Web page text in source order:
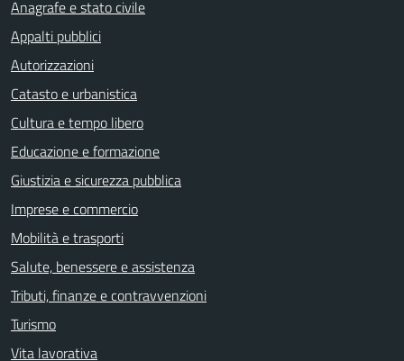
Anagrafe e stato civile
Appalti pubblici
Autorizzazioni
Catasto e urbanistica
Cultura e tempo libero
Educazione e formazione
Giustizia e sicurezza pubblica
Imprese e commercio
Mobilità e trasporti
Salute, benessere e assistenza
Tributi, finanze e contravvenzioni
Turismo
Vita lavorativa